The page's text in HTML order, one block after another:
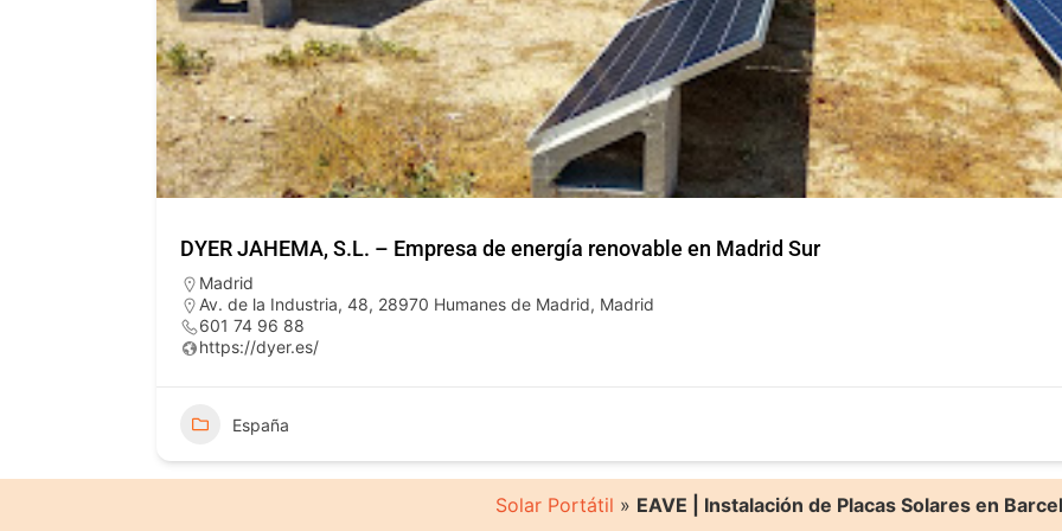
DYER JAHEMA, S.L. – Empresa de energía renovable en Madrid Sur
Madrid
Av. de la Industria, 48, 28970 Humanes de Madrid, Madrid
601 74 96 88
https://dyer.es/
España
Solar Portátil » EAVE | Instalación de Placas Solares en